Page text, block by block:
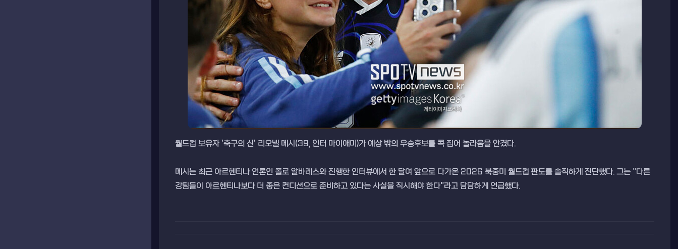
월드컵 보유자 '축구의 신' 리오넬 메시(39, 인터 마이애미)가 예상 밖의 우승후보를 콕 집어 놀라움을 안겼다.
메시는 최근 아르헨티나 언론인 폴로 알바레스와 진행한 인터뷰에서 한 달여 앞으로 다가온 2026 북중미 월드컵 판도를 솔직하게 진단했다. 그는 "다른
강팀들이 아르헨티나보다 더 좋은 컨디션으로 준비하고 있다는 사실을 직시해야 한다"라고 담담하게 언급했다.